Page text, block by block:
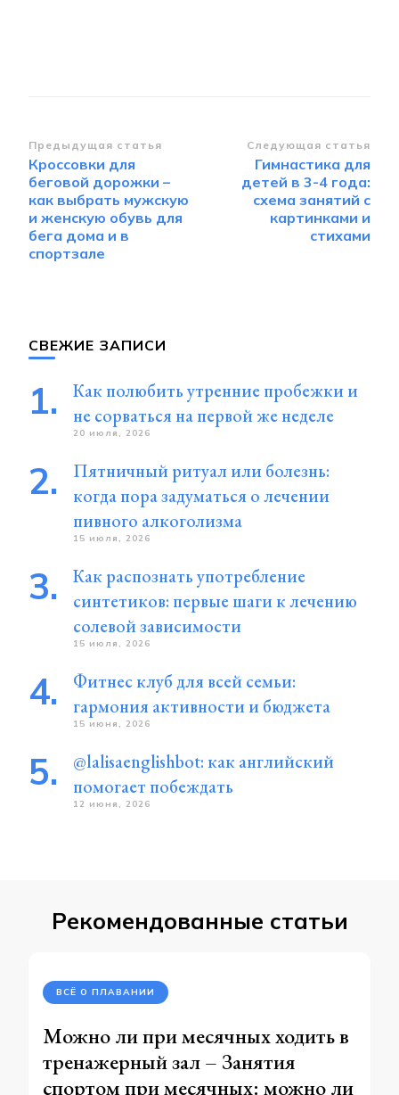
Навигация
по
записям
Предыдущая статья
Кроссовки для
беговой дорожки –
как выбрать мужскую
и женскую обувь для
бега дома и в
спортзале
Следующая статья
Гимнастика для
детей в 3-4 года:
схема занятий с
картинками и
стихами
СВЕЖИЕ ЗАПИСИ
Как полюбить утренние пробежки и
не сорваться на первой же неделе
20 июля, 2026
Пятничный ритуал или болезнь:
когда пора задуматься о лечении
пивного алкоголизма
15 июля, 2026
Как распознать употребление
синтетиков: первые шаги к лечению
солевой зависимости
15 июля, 2026
Фитнес клуб для всей семьи:
гармония активности и бюджета
15 июня, 2026
@lalisaenglishbot: как английский
помогает побеждать
12 июня, 2026
Рекомендованные статьи
ВСЁ О ПЛАВАНИИ
Можно ли при месячных ходить в
тренажерный зал – Занятия
спортом при месячных: можно ли